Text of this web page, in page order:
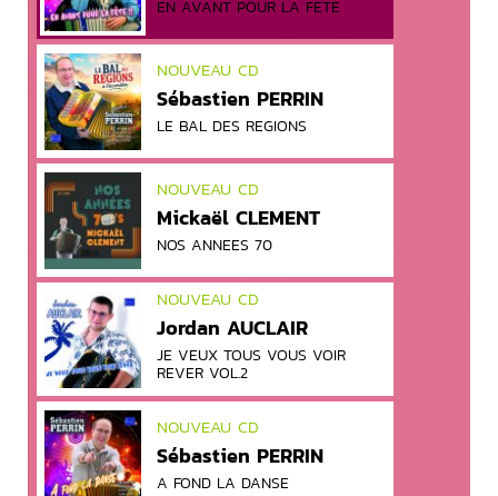
EN AVANT POUR LA FETE
NOUVEAU CD
Sébastien PERRIN
LE BAL DES REGIONS
NOUVEAU CD
Mickaël CLEMENT
NOS ANNEES 70
NOUVEAU CD
Jordan AUCLAIR
JE VEUX TOUS VOUS VOIR
REVER VOL.2
NOUVEAU CD
Sébastien PERRIN
A FOND LA DANSE